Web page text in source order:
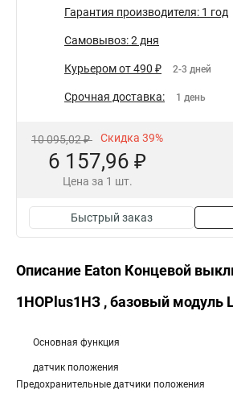
Гарантия производителя: 1 год
Самовывоз: 2 дня
Курьером от 490 ₽ 2-3 дней
Срочная доставка: 1 день
10 095,02 ₽ Скидка 39%
6 157,96 ₽
Цена за 1 шт.
Быстрый заказ
Описание Eaton Концевой
1НОPlus1НЗ , базовый модуль
Основная функция
датчик положения
Предохранительные датчики положения